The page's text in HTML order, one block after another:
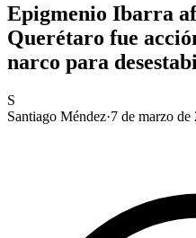
Epigmenio Ibarra
Querétaro fue
narco para
S
Santiago Méndez·7 de marzo de